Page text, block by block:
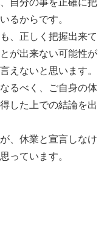
自分の事を正確に把
るからです。
、 正しく把握出来て
が出来ない可能性が
えないと思います。
るべく、
ご自身の体
した上での結論を出
、 休業と宣言しなけ
っています。